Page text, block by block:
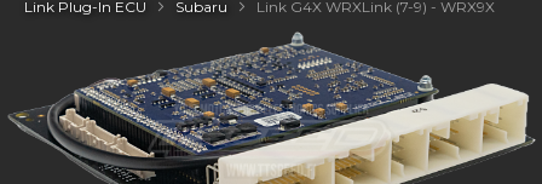
Link Plug-In ECU
Subaru Link G4X WRXLink (7-9) - WRX9X
end